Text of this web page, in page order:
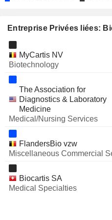
Entreprise Privées liées:
MyCartis NV
Biotechnology
The Association for
Diagnostics & Laboratory
Medicine
Medical/Nursing Services
FlandersBio vzw
Miscellaneous Commercial
Biocartis SA
Medical Specialties